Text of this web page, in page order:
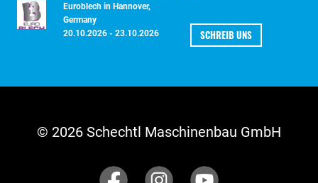
Euroblech in Hannover,
Germany
20.10.2026 - 23.10.2026
SCHREIB UNS
© 2026 Schechtl Maschinenbau GmbH